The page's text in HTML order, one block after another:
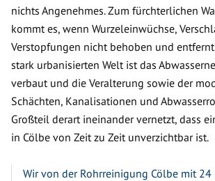
nichts Angenehmes. Zum fürchterlichen
kommt es, wenn Wurzeleinwüchse,
Verstopfungen nicht behoben und
stark urbanisierten Welt ist das
verbaut und die Veralterung sowie der
Schächten, Kanalisationen und
Großteil derart ineinander vernetzt, dass
in Cölbe von Zeit zu Zeit unverzichtbar ist.
Wir von der Rohrreinigung Cölbe mit 24